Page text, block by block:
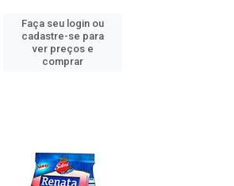
Faça seu login ou
cadastre-se para
ver preços e
comprar